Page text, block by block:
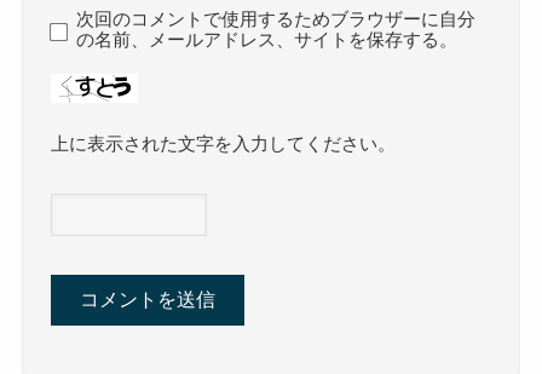
次回のコメントで使用するためブラウザーに自分
の名前、メールアドレス、サイトを保存する。
上に表示された文字を入力してください。